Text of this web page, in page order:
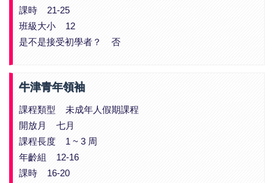
課時 21-25
班級大小 12
是不是接受初學者？ 否
牛津青年領袖
課程類型 未成年人假期課程
開放月 七月
課程長度 1 ~ 3 周
年齡組 12-16
課時 16-20